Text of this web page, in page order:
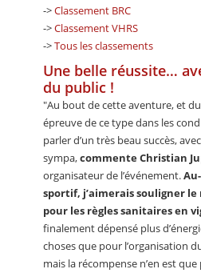
->Classement BRC
->Classement VHRS
->Tous les classements
Une belle réussite…
du public !
"Au bout de cette aventure, et
épreuve de ce type dans les
parler d’un très beau succès,
sympa,commente Christian
organisateur de l’événement.
sportif, j’aimerais souligner
pour les règles sanitaires en
finalement dépensé plus
choses que pour l’organisation
mais la récompense n’en est que